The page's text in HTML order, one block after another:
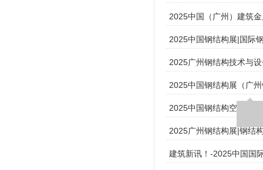
2025中国（广州）建筑
2025中国钢结构展|国际
2025广州钢结构技术与
2025中国钢结构展（广
2025中国钢结构空间展
2025广州钢结构展|钢结
建筑新讯！-2025中国国